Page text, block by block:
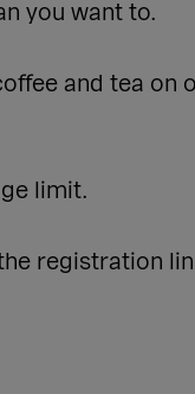
you want to.
and tea on
limit.
registration